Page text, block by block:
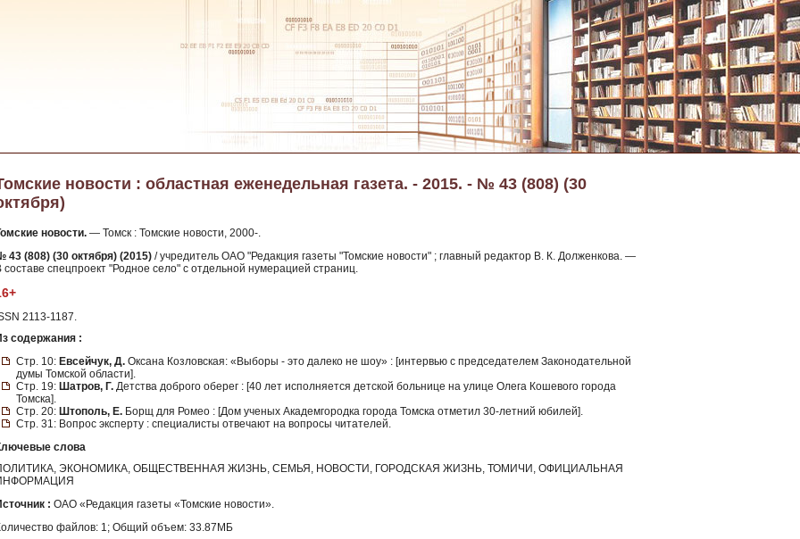
новости : областная еженедельная газета. - 2015. - № 43 (808) (30
новости. — Томск : Томские новости, 2000-.
43 (808) (30 октября) (2015) / учредитель ОАО "Редакция газеты "Томские новости" ; главный редактор В. К. Долженкова. —
составе спецпроект "Родное село" с отдельной нумерацией страниц.
2113-1187.
содержания :
Стр. 10: Евсейчук, Д. Оксана Козловская: «Выборы - это далеко не шоу» : [интервью с председателем Законодательной
думы Томской области].
Стр. 19: Шатров, Г. Детства доброго оберег : [40 лет исполняется детской больнице на улице Олега Кошевого города
Томска].
Стр. 20: Штополь, Е. Борщ для Ромео : [Дом ученых Академгородка города Томска отметил 30-летний юбилей].
Стр. 31: Вопрос эксперту : специалисты отвечают на вопросы читателей.
слова
ЭКОНОМИКА, ОБЩЕСТВЕННАЯ ЖИЗНЬ, СЕМЬЯ, НОВОСТИ, ГОРОДСКАЯ ЖИЗНЬ, ТОМИЧИ, ОФИЦИАЛЬНАЯ
: ОАО «Редакция газеты «Томские новости».
файлов: 1; Общий объем: 33.87МБ